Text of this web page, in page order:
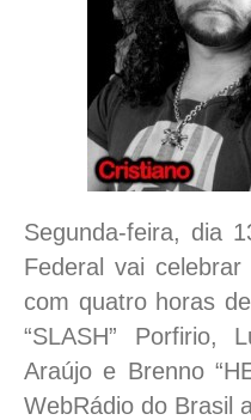
Segunda-feira, dia
Federal vai
com quatro horas
“SLASH” Porfirio,
Araújo e Brenno
WebRádio do Brasil